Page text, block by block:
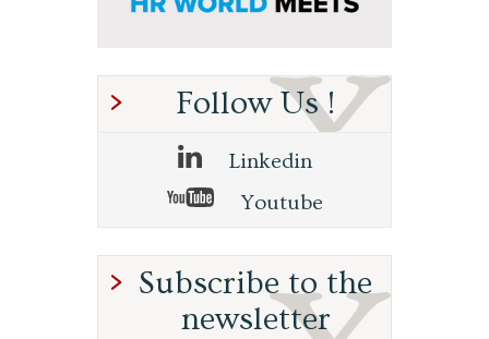
Follow Us !
Linkedin
Youtube
Subscribe to the
newsletter